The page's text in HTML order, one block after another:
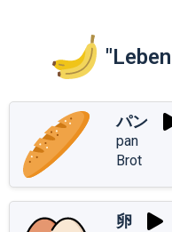
パン
pan
Brot
卵